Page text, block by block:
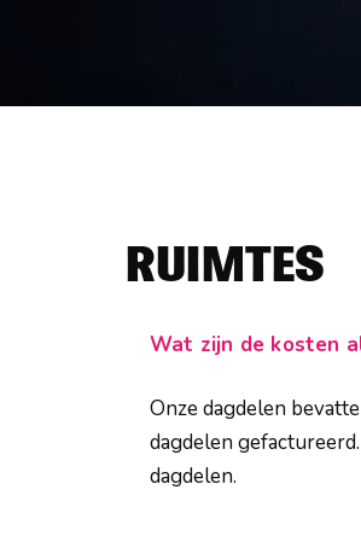
RUIMTES
Wat zijn de kosten
Onze dagdelen
dagdelen
dagdelen.